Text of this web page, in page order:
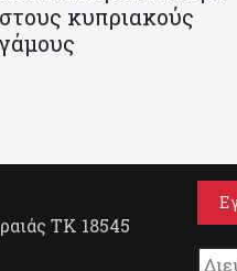
στους κυπριακούς
γάμους
ΤΚ 18545